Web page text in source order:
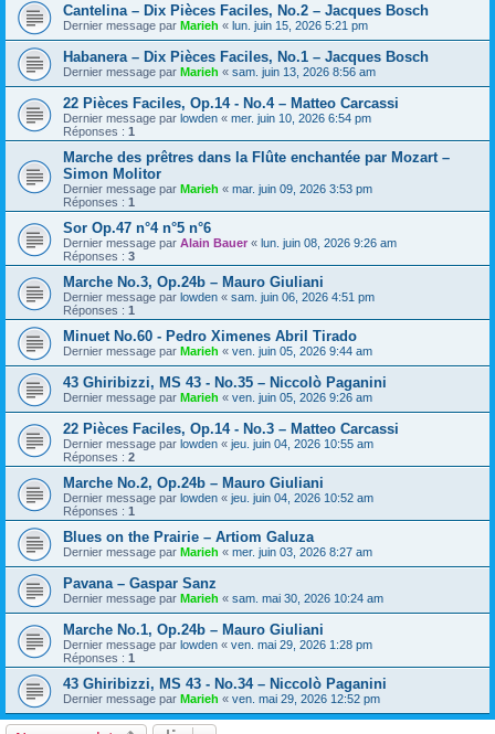
Cantelina – Dix Pièces Faciles, No.2 – Jacques Bosch
Dernier message par Marieh « lun. juin 15, 2026 5:21 pm
Habanera – Dix Pièces Faciles, No.1 – Jacques Bosch
Dernier message par Marieh « sam. juin 13, 2026 8:56 am
22 Pièces Faciles, Op.14 - No.4 – Matteo Carcassi
Dernier message par lowden « mer. juin 10, 2026 6:54 pm
Réponses : 1
Marche des prêtres dans la Flûte enchantée par Mozart –
Simon Molitor
Dernier message par Marieh « mar. juin 09, 2026 3:53 pm
Réponses : 1
Sor Op.47 n°4 n°5 n°6
Dernier message par Alain Bauer « lun. juin 08, 2026 9:26 am
Réponses : 3
Marche No.3, Op.24b – Mauro Giuliani
Dernier message par lowden « sam. juin 06, 2026 4:51 pm
Réponses : 1
Minuet No.60 - Pedro Ximenes Abril Tirado
Dernier message par Marieh « ven. juin 05, 2026 9:44 am
43 Ghiribizzi, MS 43 - No.35 – Niccolò Paganini
Dernier message par Marieh « ven. juin 05, 2026 9:26 am
22 Pièces Faciles, Op.14 - No.3 – Matteo Carcassi
Dernier message par lowden « jeu. juin 04, 2026 10:55 am
Réponses : 2
Marche No.2, Op.24b – Mauro Giuliani
Dernier message par lowden « jeu. juin 04, 2026 10:52 am
Réponses : 1
Blues on the Prairie – Artiom Galuza
Dernier message par Marieh « mer. juin 03, 2026 8:27 am
Pavana – Gaspar Sanz
Dernier message par Marieh « sam. mai 30, 2026 10:24 am
Marche No.1, Op.24b – Mauro Giuliani
Dernier message par lowden « ven. mai 29, 2026 1:28 pm
Réponses : 1
43 Ghiribizzi, MS 43 - No.34 – Niccolò Paganini
Dernier message par Marieh « ven. mai 29, 2026 12:52 pm